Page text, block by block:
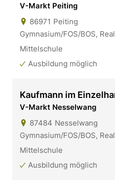
V-Markt Peiting
86971 Peiting
Gymnasium/FOS/BOS,
Mittelschule
Ausbildung möglich
Kaufmann im
V-Markt Nesselwang
87484 Nesselwang
Gymnasium/FOS/BOS,
Mittelschule
Ausbildung möglich